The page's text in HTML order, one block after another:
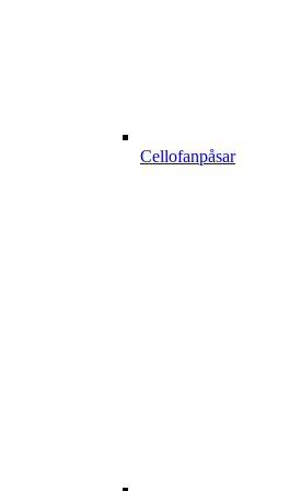
Cellofanpåsar